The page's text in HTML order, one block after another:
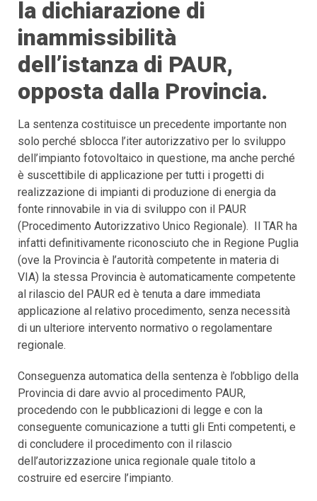
la dichiarazione di
inammissibilità
dell’istanza di PAUR,
opposta dalla Provincia.
La sentenza costituisce un precedente importante non
solo perché sblocca l’iter autorizzativo per lo sviluppo
dell’impianto fotovoltaico in questione, ma anche perché
è suscettibile di applicazione per tutti i progetti di
realizzazione di impianti di produzione di energia da
fonte rinnovabile in via di sviluppo con il PAUR
(Procedimento Autorizzativo Unico Regionale). Il TAR ha
infatti definitivamente riconosciuto che in Regione Puglia
(ove la Provincia è l’autorità competente in materia di
VIA) la stessa Provincia è automaticamente competente
al rilascio del PAUR ed è tenuta a dare immediata
applicazione al relativo procedimento, senza necessità
di un ulteriore intervento normativo o regolamentare
regionale.
Conseguenza automatica della sentenza è l’obbligo della
Provincia di dare avvio al procedimento PAUR,
procedendo con le pubblicazioni di legge e con la
conseguente comunicazione a tutti gli Enti competenti, e
di concludere il procedimento con il rilascio
dell’autorizzazione unica regionale quale titolo a
costruire ed esercire l’impianto.